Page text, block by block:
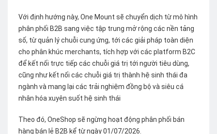
Với định hướng này, One Mount sẽ chuyển dịch từ mô hình
phân phối B2B sang việc tập trung mở rộng các nền tảng
số, từ quản lý chuỗi cung ứng, tới các giải pháp toàn diện
cho phân khúc merchants, tích hợp với các platform B2C
để kết nối trực tiếp các chuỗi giá trị tới người tiêu dùng,
cũng như kết nối các chuỗi giá trị thành hệ sinh thái đa
ngành và mang lại các trải nghiệm đồng bộ và siêu cá
nhân hóa xuyên suốt hệ sinh thái
Theo đó, OneShop sẽ ngừng hoạt động phân phối bán
hàng bán lẻ B2B kể từ ngày 01/07/2026.